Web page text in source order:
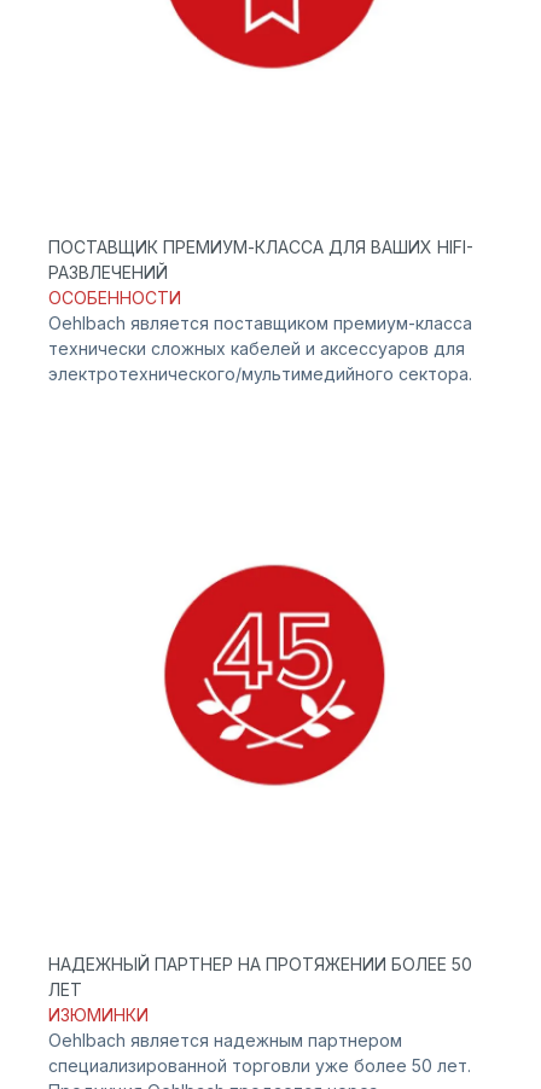
ПОСТАВЩИК ПРЕМИУМ-КЛАССА ДЛЯ ВАШИХ HIFI-
РАЗВЛЕЧЕНИЙ
ОСОБЕННОСТИ
Oehlbach является поставщиком премиум-класса
технически сложных кабелей и аксессуаров для
электротехнического/мультимедийного сектора.
НАДЕЖНЫЙ ПАРТНЕР НА ПРОТЯЖЕНИИ БОЛЕЕ 50
ЛЕТ
ИЗЮМИНКИ
Oehlbach является надежным партнером
специализированной торговли уже более 50 лет.